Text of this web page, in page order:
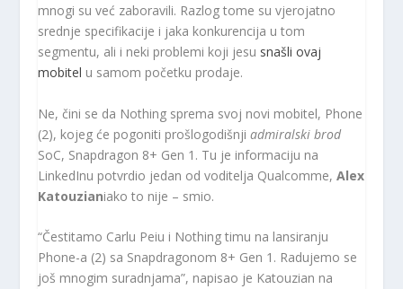
mnogi su već zaboravili. Razlog tome su vjerojatno
srednje specifikacije i jaka konkurencija u tom
segmentu, ali i neki problemi koji jesu snašli ovaj
mobitel u samom početku prodaje.
Ne, čini se da Nothing sprema svoj novi mobitel, Phone
(2), kojeg će pogoniti prošlogodišnjiadmiralski brod
SoC, Snapdragon 8+ Gen 1. Tu je informaciju na
LinkedInu potvrdio jedan od voditelja Qualcomme,Alex
Katouzianiako to nije – smio.
“Čestitamo Carlu Peiu i Nothing timu na lansiranju
Phone-a (2) sa Snapdragonom 8+ Gen 1. Radujemo se
još mnogim suradnjama”, napisao je Katouzian na